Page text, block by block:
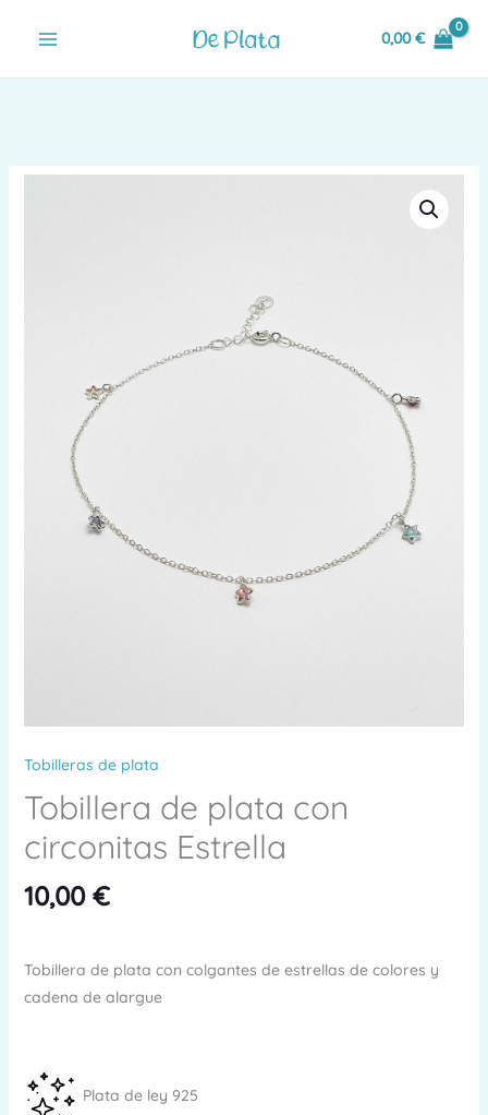
0,00€
Tobilleras de plata
Tobillera de plata con
circonitas Estrella
10,00 €
Tobillera de plata con colgantes de estrellas de colores y
cadena de alargue
Plata de ley 925